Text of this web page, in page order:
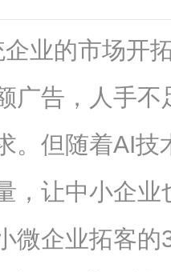
业的市场开
广告，人手
。但随着AI
，让中小企
微企业拓客